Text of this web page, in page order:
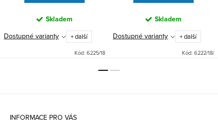
Skladem
Dostupné varianty
+ další
Kód: 6225/18
Skladem
Dostupné varianty
+ další
Kód: 6222/18/
INFORMACE PRO VÁS